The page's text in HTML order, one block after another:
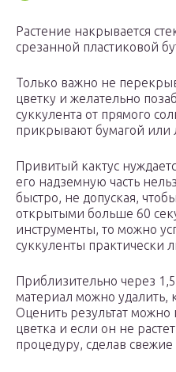
Растение накрывается
срезанной пластиковой
Только важно не
цветку и желательно
суккулента от прямого
прикрывают бумагой или
Привитый кактус
его надземную часть
быстро, не допуская,
открытыми больше 60
инструменты, то можно
суккуленты практически
Приблизительно через
материал можно удалить,
Оценить результат можно
цветка и если он не
процедуру, сделав